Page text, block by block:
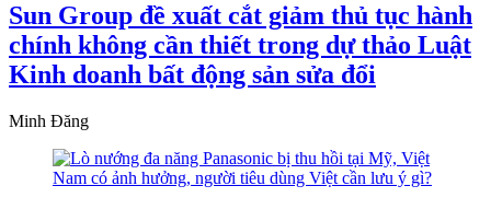
Sun Group đề xuất cắt giảm thủ tục hành
chính không cần thiết trong dự thảo Luật
Kinh doanh bất động sản sửa đổi
Minh Đăng